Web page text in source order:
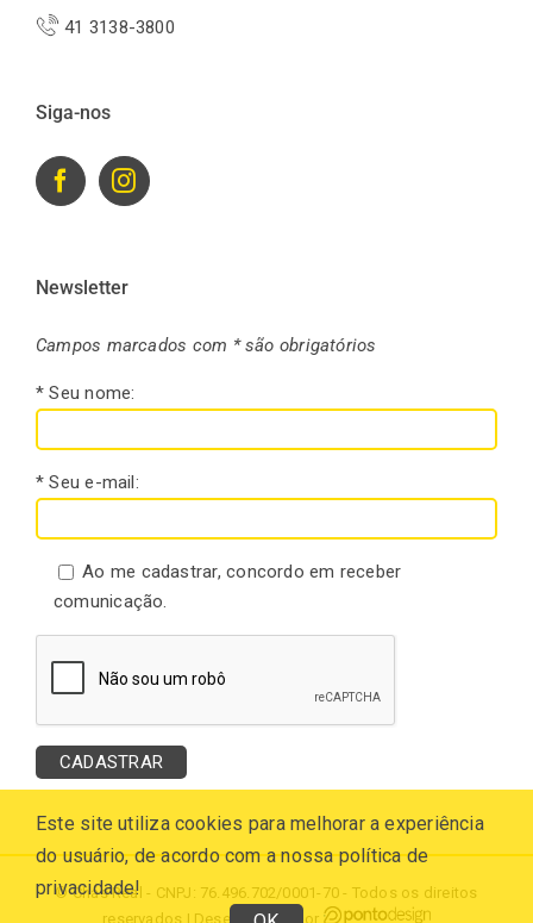
41 3138-3800
Siga-nos
Newsletter
Campos marcados com * são obrigatórios
* Seu nome:
* Seu e-mail:
Ao me cadastrar, concordo em receber
comunicação.
© Chás Real - CNPJ: 76.496.702/0001-70 - Todos os direitos
reservados | Desenvolvido por
Este site utiliza cookies para melhorar a experiência
do usuário, de acordo com a nossa política de
privacidade!